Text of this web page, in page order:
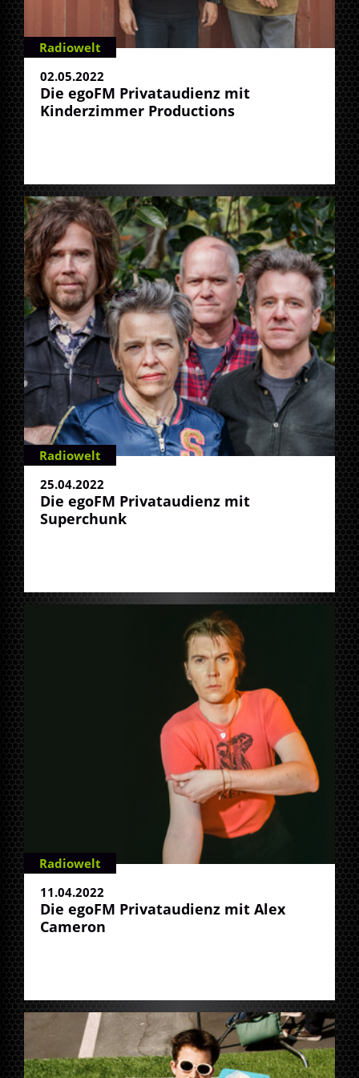
Radiowelt
02.05.2022
Die egoFM Privataudienz mit
Kinderzimmer Productions
Radiowelt
25.04.2022
Die egoFM Privataudienz mit
Superchunk
Radiowelt
11.04.2022
Die egoFM Privataudienz mit Alex
Cameron